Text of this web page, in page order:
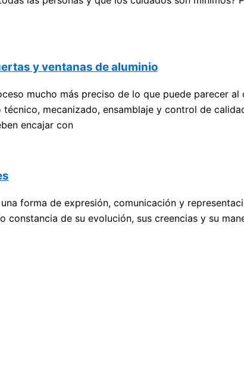
y ventanas de aluminio
mucho más preciso de lo que puede parecer
mecanizado, ensamblaje y control de
encajar con
forma de expresión, comunicación y
de su evolución, sus creencias y su